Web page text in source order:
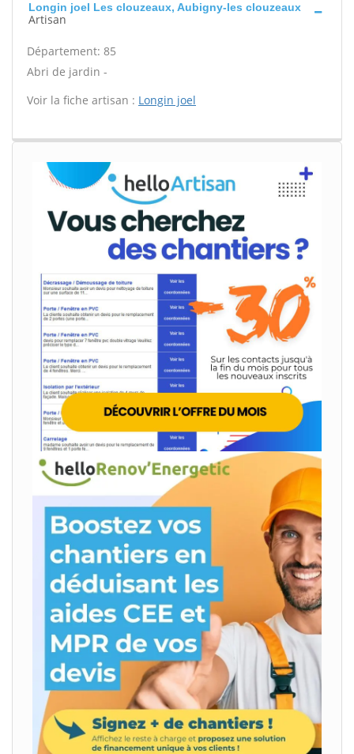
Longin joel Les clouzeaux, Aubigny-les clouzeaux
Artisan
Département: 85
Abri de jardin -
Voir la fiche artisan : Longin joel